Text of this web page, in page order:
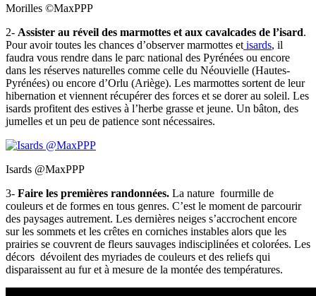
Morilles ©MaxPPP
2- Assister au réveil des marmottes et aux cavalcades de l’isard.
Pour avoir toutes les chances d’observer marmottes et isards, il
faudra vous rendre dans le parc national des Pyrénées ou encore
dans les réserves naturelles comme celle du Néouvielle (Hautes-
Pyrénées) ou encore d’Orlu (Ariège). Les marmottes sortent de leur
hibernation et viennent récupérer des forces et se dorer au soleil. Les
isards profitent des estives à l’herbe grasse et jeune. Un bâton, des
jumelles et un peu de patience sont nécessaires.
Isards @MaxPPP
3- Faire les premières randonnées. La nature fourmille de
couleurs et de formes en tous genres. C’est le moment de parcourir
des paysages autrement. Les dernières neiges s’accrochent encore
sur les sommets et les crêtes en corniches instables alors que les
prairies se couvrent de fleurs sauvages indisciplinées et colorées. Les
décors dévoilent des myriades de couleurs et des reliefs qui
disparaissent au fur et à mesure de la montée des températures.